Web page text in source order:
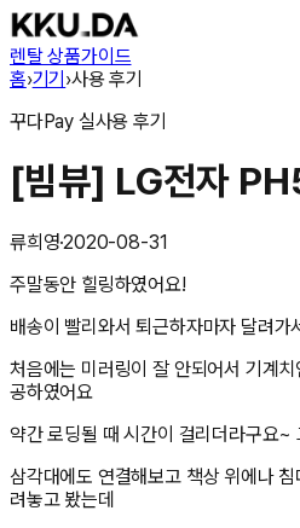
렌탈 상품가이드
홈›기기›사용 후기
꾸다Pay 실사용 후기
[빔뷰] LG전자
류희영·2020-08-31
주말동안 힐링하였어요!
배송이 빨리와서 퇴근하자마자 달려가
처음에는 미러링이 잘 안되어서 기계
공하였어요
약간 로딩될 때 시간이 걸리더라구요
삼각대에도 연결해보고 책상 위에나
려놓고 봤는데